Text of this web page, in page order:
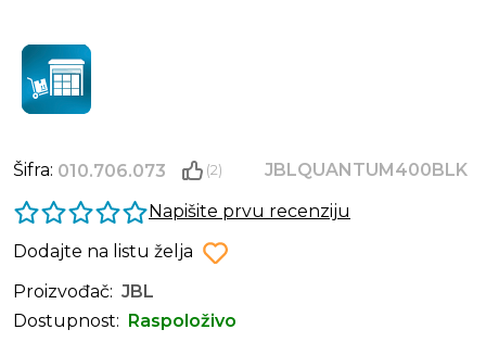
Šifra: 010.706.073 (2)
JBLQUANTUM400BLK
Napišite prvu recenziju
Dodajte na listu želja
Proizvođač: JBL
Dostupnost:
Raspoloživo